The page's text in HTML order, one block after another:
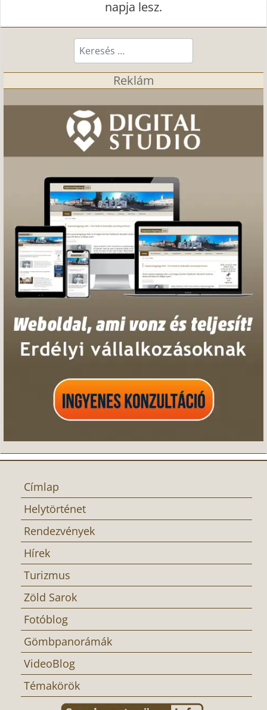
napja lesz.
Keresés...
Reklám
Címlap
Helytörténet
Rendezvények
Hírek
Turizmus
Zöld Sarok
Fotóblog
Gömbpanorámák
VideoBlog
Témakörök